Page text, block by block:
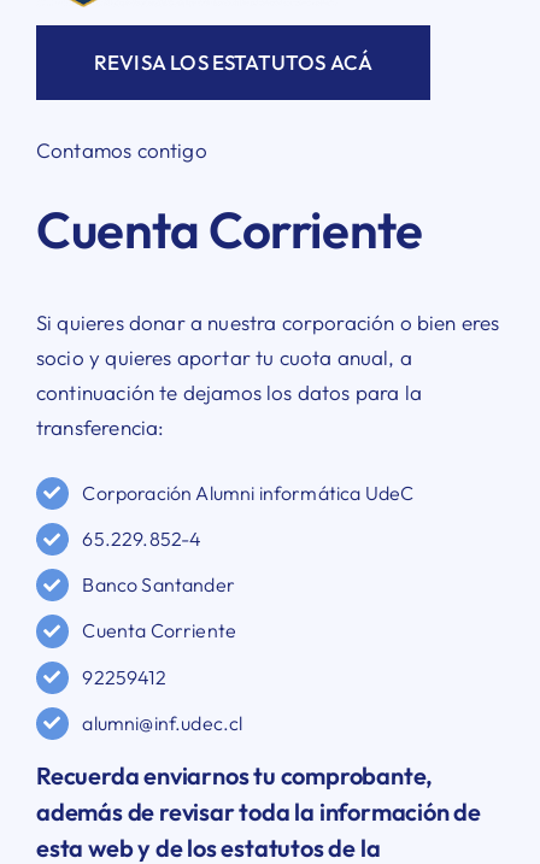
REVISA LOS ESTATUTOS ACÁ
Contamos contigo
Cuenta Corriente
Si quieres donar a nuestra corporación o bien eres
socio y quieres aportar tu cuota anual, a
continuación te dejamos los datos para la
transferencia:
Corporación Alumni informática UdeC
65.229.852-4
Banco Santander
Cuenta Corriente
92259412
alumni@inf.udec.cl
Recuerda enviarnos tu comprobante,
además de revisar toda la información de
esta web y de los estatutos de la